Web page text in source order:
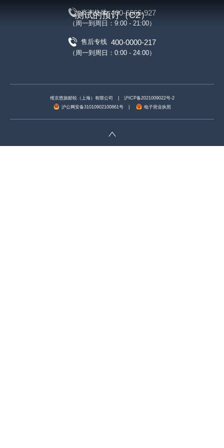
测试的预订（C2）
咨询热线 400-6666-927
（周一到周日：9:00 - 21:00）
售后专线 400-0000-217
（周一到周日：0:00 - 24:00）
维京悠旅邮轮（上海）有限公司
沪ICP备2021009022号-2
沪公网安备31010902100861号
电子营业执照